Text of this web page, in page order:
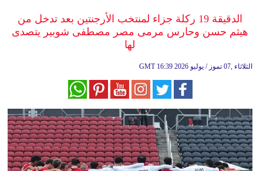
وموسيقى
سياحة
وسفر
ديكور
الدقيقة 19 ركلة جزاء لمنتخب الأرجنتين بعد تدخل من
هيثم حسن وحارس مرمى مصر مصطفى شوبير يتصدى
لها
GMT 16:39 2026 الثلاثاء ,07 تموز / يوليو